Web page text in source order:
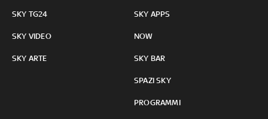
SKY TG24
SKY VIDEO
SKY ARTE
SKY APPS
NOW
SKY BAR
SPAZI SKY
PROGRAMMI